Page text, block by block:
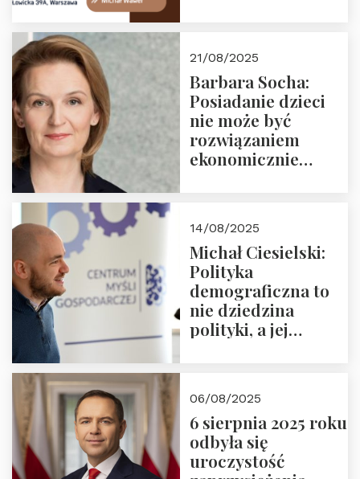
Nowego
Ćwierćwiecza”
21/08/2025
Barbara Socha:
Posiadanie dzieci
nie może być
rozwiązaniem
ekonomicznie
14/08/2025
Michał Ciesielski:
Polityka
demograficzna to
nie dziedzina
polityki, a jej
06/08/2025
6 sierpnia 2025 roku
odbyła się
uroczystość